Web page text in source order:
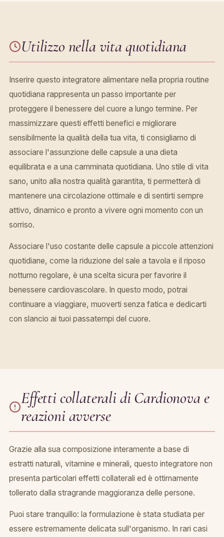
Utilizzo nella vita quotidiana
Inserire questo integratore alimentare nella propria routine
quotidiana rappresenta un passo importante per
proteggere il benessere del cuore a lungo termine. Per
massimizzare questi effetti benefici e migliorare
sensibilmente la qualità della tua vita, ti consigliamo di
associare l'assunzione delle capsule a una dieta
equilibrata e a una camminata quotidiana. Uno stile di vita
sano, unito alla nostra qualità garantita, ti permetterà di
mantenere una circolazione ottimale e di sentirti sempre
attivo, dinamico e pronto a vivere ogni momento con un
sorriso.
Associare l'uso costante delle capsule a piccole attenzioni
quotidiane, come la riduzione del sale a tavola e il riposo
notturno regolare, è una scelta sicura per favorire il
benessere cardiovascolare. In questo modo, potrai
continuare a viaggiare, muoverti senza fatica e dedicarti
con slancio ai tuoi passatempi del cuore.
Effetti collaterali di Cardionova e
reazioni avverse
Grazie alla sua composizione interamente a base di
estratti naturali, vitamine e minerali, questo integratore non
presenta particolari effetti collaterali ed è ottimamente
tollerato dalla stragrande maggioranza delle persone.
Puoi stare tranquillo: la formulazione è stata studiata per
essere estremamente delicata sull'organismo. In rari casi